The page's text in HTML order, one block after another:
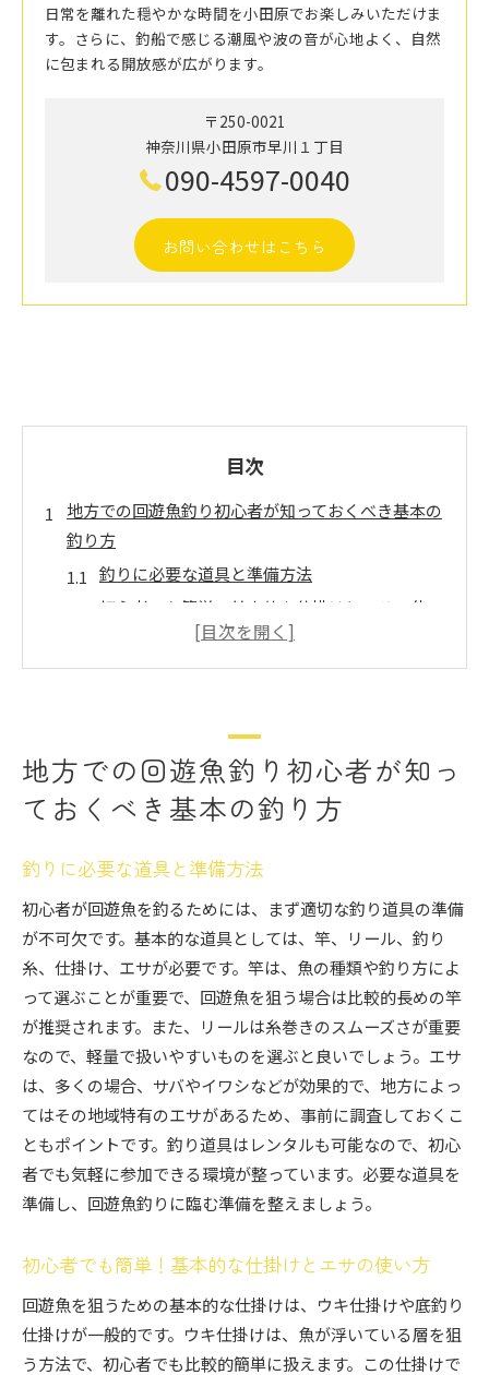
日常を離れた穏やかな時間を小田原でお楽しみいただけま
す。さらに、釣船で感じる潮風や波の音が心地よく、自然
に包まれる開放感が広がります。
〒250-0021
神奈川県小田原市早川１丁目
090-4597-0040
お問い合わせはこちら
目次
地方での回遊魚釣り初心者が知っておくべき基本の
釣り方
釣りに必要な道具と準備方法
初心者でも簡単！基本的な仕掛けとエサの使い
潮の流れを利用した釣り方のコツ
天候や季節による釣り方の違い
地元の釣り人に学ぶ、効果的なテクニック
回遊魚釣りで地方の魅力を再発見！初心者でも楽し
地方ならではの回遊魚の種類と特徴
地元の文化を感じる釣り体験
美しい自然景観と釣りの楽しみ方
地域の食材を活かした魚料理の魅力
初心者におすすめのシンプルな釣りプラン
回遊魚釣りを通じた人々との交流の楽しさ
初心者が挑戦したい地方での回遊魚釣りの魅力とは
初心者向けの釣りポイントの選び方
季節ごとの回遊魚の見どころ
初めてでも安心！地元ガイドの活用方法
釣りの合間に楽しむ観光スポット
回遊魚釣りで得られるリフレッシュ効果
地方の釣りスポットで回遊魚を狙う！初心者向けガ
イド
地方での回遊魚釣り初心者が知っ
ておくべき基本の釣り方
釣りに必要な道具と準備方法
初心者が回遊魚を釣るためには、まず適切な釣り道具の準備
が不可欠です。基本的な道具としては、竿、リール、釣り
糸、仕掛け、エサが必要です。竿は、魚の種類や釣り方によ
って選ぶことが重要で、回遊魚を狙う場合は比較的長めの竿
が推奨されます。また、リールは糸巻きのスムーズさが重要
なので、軽量で扱いやすいものを選ぶと良いでしょう。エサ
は、多くの場合、サバやイワシなどが効果的で、地方によっ
てはその地域特有のエサがあるため、事前に調査しておくこ
ともポイントです。釣り道具はレンタルも可能なので、初心
者でも気軽に参加できる環境が整っています。必要な道具を
準備し、回遊魚釣りに臨む準備を整えましょう。
初心者でも簡単！基本的な仕掛けとエサの使い方
回遊魚を狙うための基本的な仕掛けは、ウキ仕掛けや底釣り
仕掛けが一般的です。ウキ仕掛けは、魚が浮いている層を狙
う方法で、初心者でも比較的簡単に扱えます。この仕掛けで